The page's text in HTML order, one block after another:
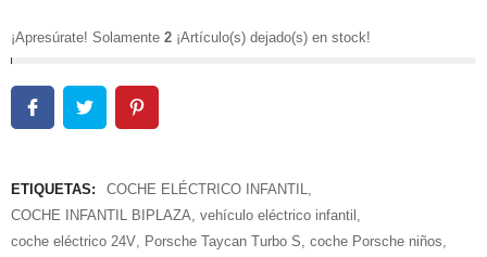
¡Apresúrate! Solamente 2 ¡Artículo(s) dejado(s) en stock!
ETIQUETAS: COCHE ELÉCTRICO INFANTIL
COCHE INFANTIL BIPLAZA vehículo eléctrico infantil
coche eléctrico 24V Porsche Taycan Turbo S coche Porsche niños